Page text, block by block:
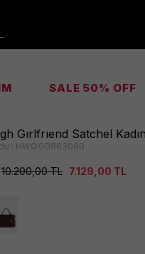
SALE 50% OFF
Gırlfrıend Satchel
: HWQG9883060
10.200,00TL 7.129,00 TL